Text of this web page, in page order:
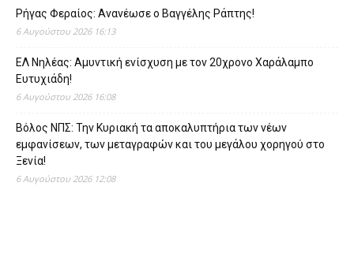
Ρήγας Φεραίος: Ανανέωσε ο Βαγγέλης Ράπτης!
6 Αυγούστου 2026 16:13
ΕΛ Νηλέας: Αμυντική ενίσχυση με τον 20χρονο Χαράλαμπο
Ευτυχιάδη!
6 Αυγούστου 2026 16:08
Βόλος ΝΠΣ: Την Κυριακή τα αποκαλυπτήρια των νέων
εμφανίσεων, των μεταγραφών και του μεγάλου χορηγού στο
Ξενία!
6 Αυγούστου 2026 12:08